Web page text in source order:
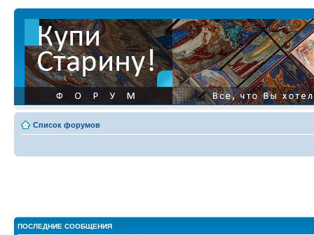
Список форумов
ПОСЛЕДНИЕ СООБЩЕНИЯ